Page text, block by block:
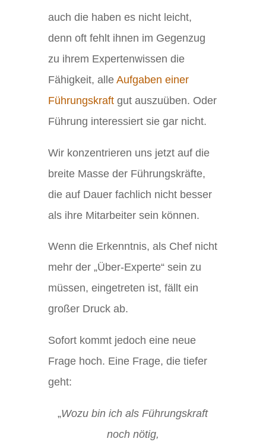
auch die haben es nicht leicht,
denn oft fehlt ihnen im Gegenzug
zu ihrem Expertenwissen die
Fähigkeit, alle Aufgaben einer
Führungskraftgut auszuüben. Oder
Führung interessiert sie gar nicht.
Wir konzentrieren uns jetzt auf die
breite Masse der Führungskräfte,
die auf Dauer fachlich nicht besser
als ihre Mitarbeiter sein können.
Wenn die Erkenntnis, als Chef nicht
mehr der „Über-Experte“ sein zu
müssen, eingetreten ist, fällt ein
großer Druck ab.
Sofort kommt jedoch eine neue
Frage hoch. Eine Frage, die tiefer
geht:
„Wozu bin ich als Führungskraft
noch nötig,